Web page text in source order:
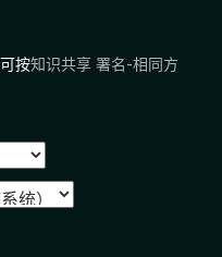
按知识共享 署名-相同方